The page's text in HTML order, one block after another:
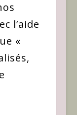
l’aide
«